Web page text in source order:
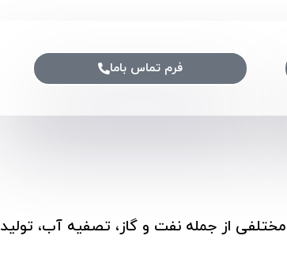
فرم تماس باما
از جمله نفت و گاز، تصفیه آب، تولید